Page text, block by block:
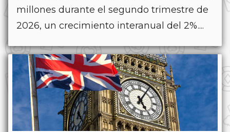
millones durante el segundo trimestre de
2026, un crecimiento interanual del 2%....